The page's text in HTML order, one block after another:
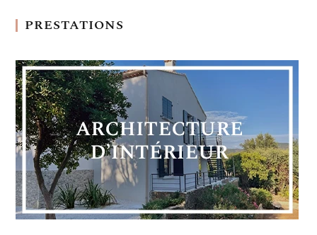
PRESTATIONS